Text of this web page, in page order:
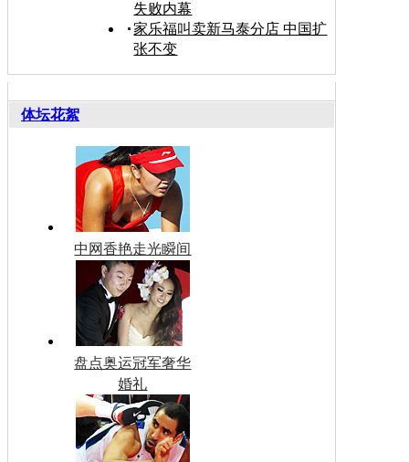
失败内幕
家乐福叫卖新马泰分店 中国扩
张不变
体坛花絮
中网香艳走光瞬间
盘点奥运冠军奢华
婚礼